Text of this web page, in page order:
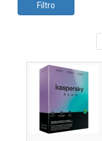
Filtro